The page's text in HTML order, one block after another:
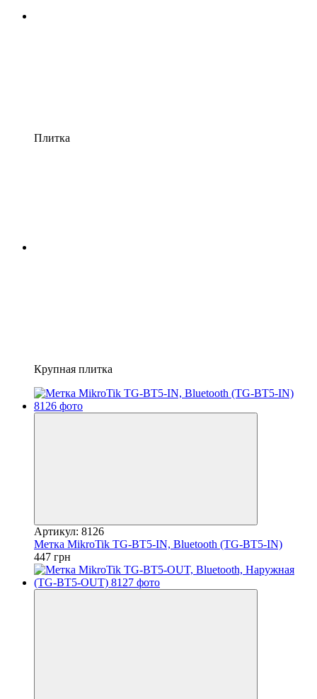
Плитка
Крупная плитка
Артикул: 8126
Метка MikroTik TG-BT5-IN, Bluetooth (TG-BT5-IN)
447 грн